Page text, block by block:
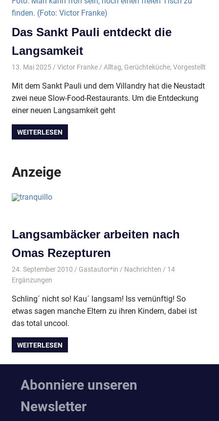
Das Sankt Pauli entdeckt die
Langsamkeit
13. Mai 2025 Victor Franke Alltag, Gerüchteküche, Vorgestellt
Mit dem Sankt Pauli und dem Villandry hat die Neustadt
zwei neue Slow-Food-Restaurants. Um die Entdeckung
einer neuen Langsamkeit geht
WEITERLESEN
Anzeige
Langsambäcker arbeiten nach
Omas Rezepturen
24. September 2010 Gastautor*in Nachrichten / 14
Ergänzungen
Schling´ nicht so! Kau´ langsam! Iss vernünftig! So
etwas sagen manche Eltern zu ihren Kindern, dabei ist
das total uncool.
WEITERLESEN
Abonniere unseren
Newsletter